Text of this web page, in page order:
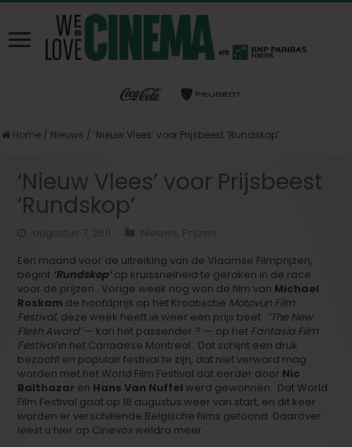
Home / Nieuws / ‘Nieuw Vlees’ voor Prijsbeest ‘Rundskop’
‘Nieuw Vlees’ voor Prijsbeest
‘Rundskop’
augustus 7, 2011 Nieuws
Prijzen
Een maand voor de uitreiking van de Vlaamse Filmprijzen,
begint ‘Rundskop’op kruissnelheid te geraken in de race
voor de prijzen. Vorige week nog won de film van Michael
Roskam de hoofdprijs op het Kroatische Motovun Film
Festival, deze week heeft ie weer een prijs beet. ‘The New
Flesh Award’— kan het passender ? — op het Fantasia Film
Festivalin het Canadese Montreal. Dat schijnt een druk
bezocht en populair festival te zijn, dat niet verward mag
worden met het World Film Festival dat eerder door Nic
Balthazar en Hans Van Nuffel werd gewonnen. Dat World
Film Festival gaat op 18 augustus weer van start, en dit keer
worden er verschillende Belgische films getoond. Daarover
leest u hier op Cinevox weldra meer.